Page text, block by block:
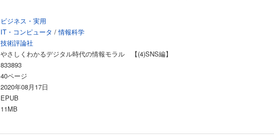
ビジネス・実用
IT・コンピュータ /情報科学
技術評論社
やさしくわかるデジタル時代の情報モラル 【(4)SNS編】
833893
40ページ
2020年08月17日
EPUB
11MB